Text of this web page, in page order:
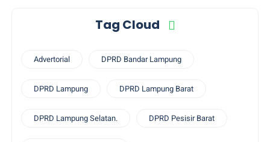
Tag Cloud
Advertorial DPRD Bandar Lampung
DPRD Lampung DPRD Lampung Barat
DPRD Lampung Selatan. DPRD Pesisir Barat